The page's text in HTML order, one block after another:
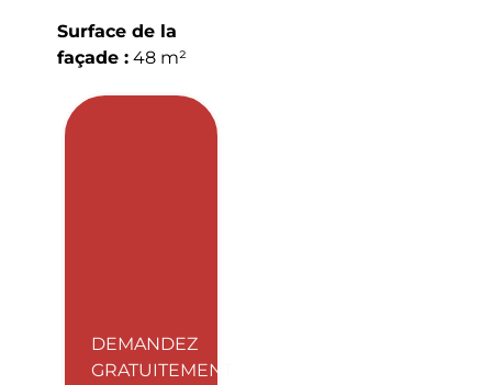
Surface de la
façade :48 m²
DEMANDEZ
GRATUITEMENT